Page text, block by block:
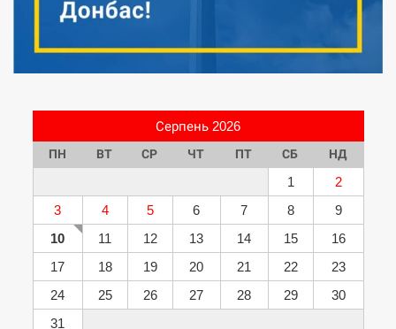
Серпень 2026
ПН ВТ СР ЧТ ПТ СБ НД
1
2
3
4 5 6 7 8
9
10
11 12 13 14 15
16
17
18 19 20 21 22
23
24
25 26 27 28 29
30
31